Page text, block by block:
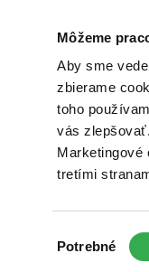
Môžeme
Aby sme
zbierame
toho
vás
Marketingové
tretími
súhlasu
Potrebné